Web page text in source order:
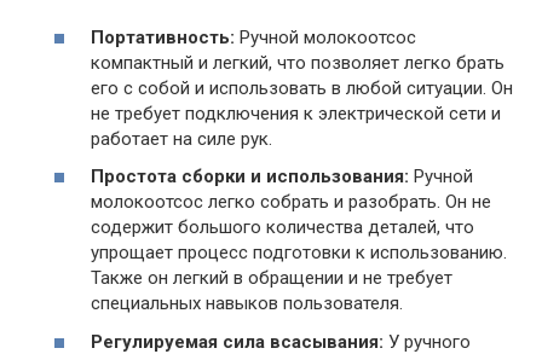
Портативность: Ручной молокоотсос
компактный и легкий, что позволяет легко брать
его с собой и использовать в любой ситуации. Он
не требует подключения к электрической сети и
работает на силе рук.
Простота сборки и использования: Ручной
молокоотсос легко собрать и разобрать. Он не
содержит большого количества деталей, что
упрощает процесс подготовки к использованию.
Также он легкий в обращении и не требует
специальных навыков пользователя.
Регулируемая сила всасывания: У ручного